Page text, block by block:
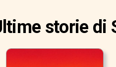
storie di